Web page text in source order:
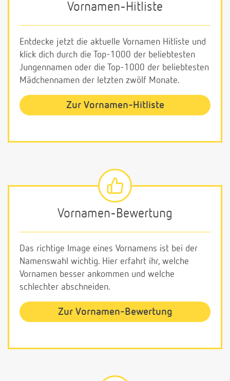
Vornamen-Hitliste
Entdecke jetzt die aktuelle Vornamen Hitliste und
klick dich durch die Top-1000 der beliebtesten
Jungennamen oder die Top-1000 der beliebtesten
Mädchennamen der letzten zwölf Monate.
Zur Vornamen-Hitliste
Vornamen-Bewertung
Das richtige Image eines Vornamens ist bei der
Namenswahl wichtig. Hier erfahrt ihr, welche
Vornamen besser ankommen und welche
schlechter abschneiden.
Zur Vornamen-Bewertung